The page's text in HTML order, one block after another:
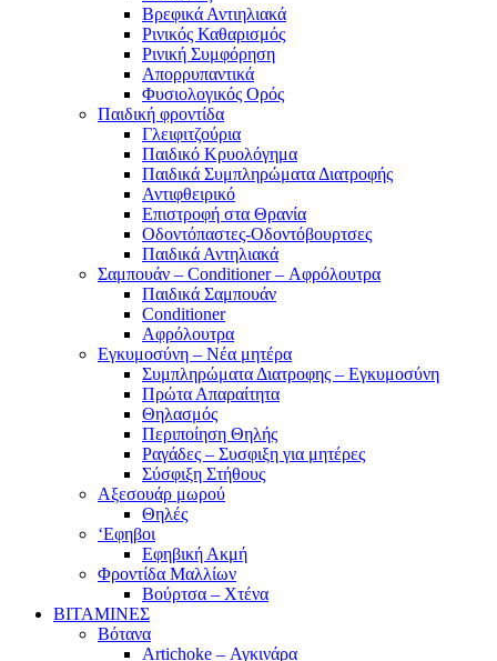
Βρεφικά Αντιηλιακά
Ρινικός Καθαρισμός
Ρινική Συμφόρηση
Απορρυπαντικά
Φυσιολογικός Ορός
Παιδική φροντίδα
Γλειφιτζούρια
Παιδικό Κρυολόγημα
Παιδικά Συμπληρώματα Διατροφής
Αντιφθειρικό
Επιστροφή στα Θρανία
Οδοντόπαστες-Οδοντόβουρτσες
Παιδικά Αντηλιακά
Σαμπουάν – Conditioner – Αφρόλουτρα
Παιδικά Σαμπουάν
Conditioner
Αφρόλουτρα
Εγκυμοσύνη – Νέα μητέρα
Συμπληρώματα Διατροφης – Εγκυμοσύνη
Πρώτα Απαραίτητα
Θηλασμός
Περιποίηση Θηλής
Ραγάδες – Συσφιξη για μητέρες
Σύσφιξη Στήθους
Αξεσουάρ μωρού
Θηλές
‘Εφηβοι
Εφηβική Ακμή
Φροντίδα Μαλλίων
Βούρτσα – Χτένα
ΒΙΤΑΜΙΝΕΣ
Βότανα
Artichoke – Αγκινάρα